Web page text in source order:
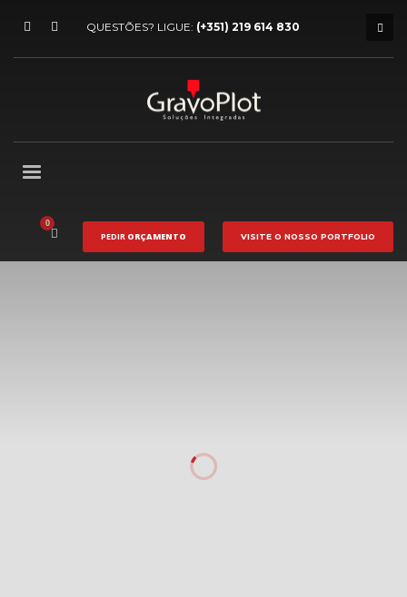
QUESTÕES? LIGUE: (+351) 219 614 830
PEDIR ORÇAMENTO VISITE O NOSSO PORTFOLIO